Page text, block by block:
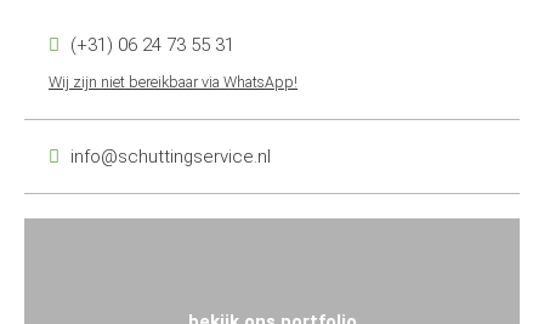
(+31) 06 24 73 55 31
Wij zijn niet bereikbaar via WhatsApp!
info@schuttingservice.nl